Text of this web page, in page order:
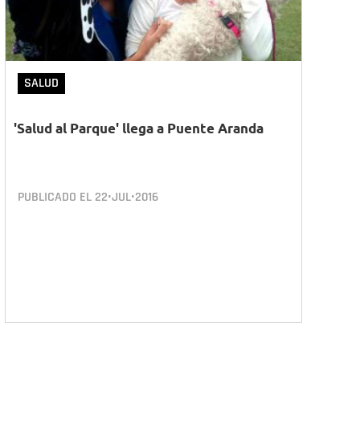
SALUD
'Salud al Parque' llega a Puente Aranda
PUBLICADO EL 22•JUL•2016